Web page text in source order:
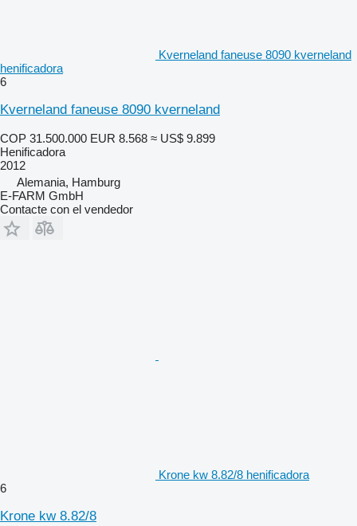
Kverneland faneuse 8090 kverneland
henificadora
6
Kverneland faneuse 8090 kverneland
COP 31.500.000 EUR 8.568 ≈ US$ 9.899
Henificadora
2012
Alemania, Hamburg
E-FARM GmbH
Contacte con el vendedor
Krone kw 8.82/8 henificadora
6
Krone kw 8.82/8